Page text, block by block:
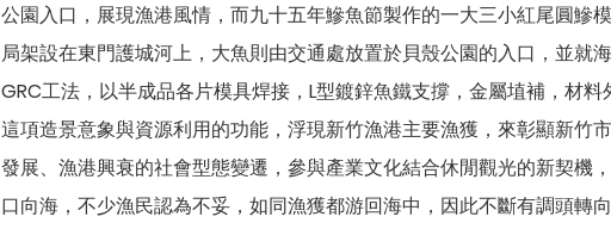
公園入口，展現漁港風情，而九十五年鰺魚節製作的一大三小紅尾圓鰺
局架設在東門護城河上，大魚則由交通處放置於貝殼公園的入口，並就
GRC工法，以半成品各片模具焊接，L型鍍鋅魚鐵支撐，金屬埴補，材料
這項造景意象與資源利用的功能，浮現新竹漁港主要漁獲，來彰顯新竹
發展、漁港興衰的社會型態變遷，參與產業文化結合休閒觀光的新契機
口向海，不少漁民認為不妥，如同漁獲都游回海中，因此不斷有調頭轉